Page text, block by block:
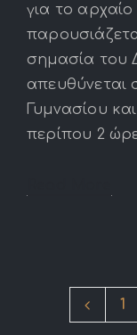
για το
σημασία του
απευθύνεται
Γυμνασίου
περίπου 2
1